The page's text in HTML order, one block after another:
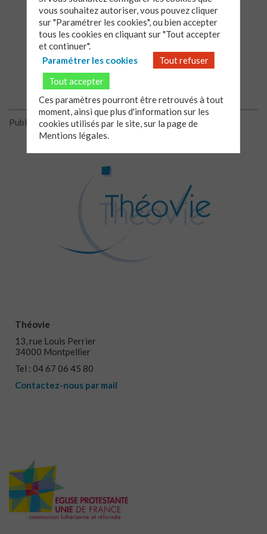
Samedi 29 juin 2013 de 10h à 12h, au Temple de
Luxembourg, 58 Rue Madame, Paris 6ème
Renseignements : 01 45 48 13 50.
Participation aux frais : 4€.
Publié le 21/06/2013
Théovie
13, rue Louis Perrier
34000 Montpellier
Tel : 04 67 06 45 80
Contactez-nous par mail
vous souhaitez autoriser, vous pouvez cliquer
sur "Paramétrer les cookies", ou bien accepter
tous les cookies en cliquant sur "Tout accepter
et continuer".
Paramétrer les cookies
Tout refuser
Tout accepter
Ces paramètres pourront être retrouvés à tout
moment, ainsi que plus d'information sur les
cookies utilisés par le site, sur la page de
Mentions légales.